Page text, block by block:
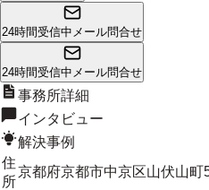
24時間受信中 メール問合せ
24時間受信中 メール問合せ
事務所詳細
インタビュー
解決事例
住
所
京都府京都市中京区山伏山